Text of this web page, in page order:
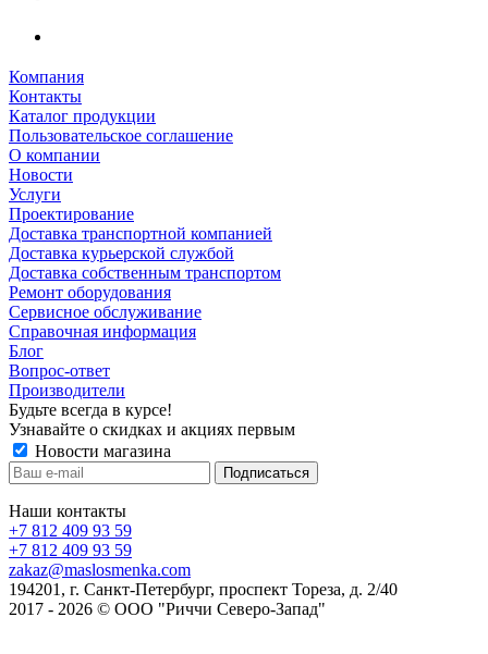
Компания
Контакты
Каталог продукции
Пользовательское соглашение
О компании
Новости
Услуги
Проектирование
Доставка транспортной компанией
Доставка курьерской службой
Доставка собственным транспортом
Ремонт оборудования
Сервисное обслуживание
Справочная информация
Блог
Вопрос-ответ
Производители
Будьте всегда в курсе!
Узнавайте о скидках и акциях первым
Новости магазина
Наши контакты
+7 812 409 93 59
+7 812 409 93 59
zakaz@maslosmenka.com
194201, г. Санкт-Петербург, проспект Тореза, д. 2/40
2017 - 2026 © ООО "Риччи Северо-Запад"